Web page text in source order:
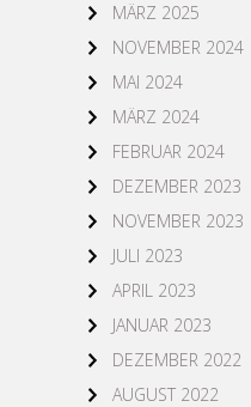
MÄRZ 2025
NOVEMBER 2024
MAI 2024
MÄRZ 2024
FEBRUAR 2024
DEZEMBER 2023
NOVEMBER 2023
JULI 2023
APRIL 2023
JANUAR 2023
DEZEMBER 2022
AUGUST 2022